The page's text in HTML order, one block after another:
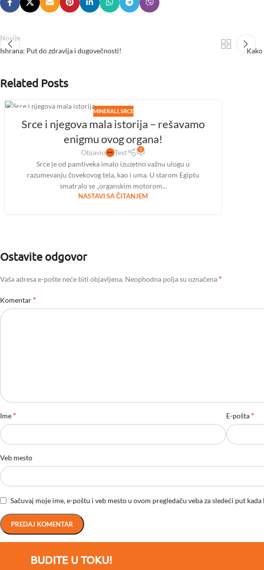
Novije
Ishrana: Put do zdravlja i dugovečnosti!
Related Posts
MAJ
MINERALI, SRCE
Srce i njegova mala istorija – rešavamo
enigmu ovog organa!
Objavio Test 0
Srce je od pamtiveka imalo izuzetno važnu ulogu u
razumevanju čovekovog tela, kao i uma. U starom Egiptu
smatralo se „organskim motorom...
NASTAVI SA ČITANJEM
Ostavite odgovor
Vaša adresa e-pošte neće biti objavljena. Neophodna polja su označena *
Komentar *
Ime * E-pošta *
Veb mesto
Sačuvaj moje ime, e-poštu i veb mesto u ovom pregledaču veba za sledeći put
BUDITE U TOKU!